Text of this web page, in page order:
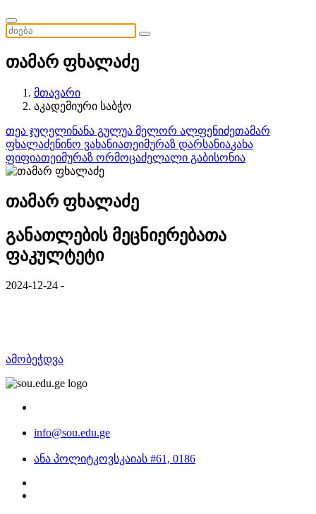
თამარ ფხალაძე
მთავარი
აკადემიური საბჭო
თეა ჯუღელინანა გულუა მელორ ალფენიძეთამარ
ფხალაძენინო ვახანიათეიმურაზ დარსანიაკახა
ფიფიათეიმურაზ ორმოცაძელალი გაბისონია
თამარ ფხალაძე
განათლების მეცნიერებათა
ფაკულტეტი
2024-12-24 -
ამობეჭდვა
info@sou.edu.ge
ანა პოლიტკოვსკაიას #61, 0186